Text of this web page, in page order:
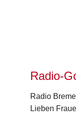
Radio-
Radio
Lieben